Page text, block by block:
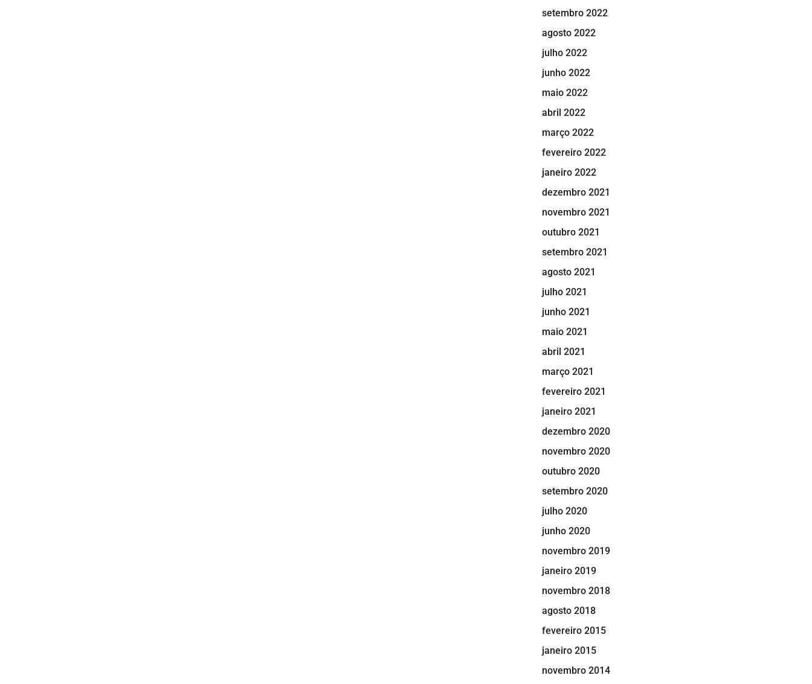
setembro 2022
agosto 2022
julho 2022
junho 2022
maio 2022
abril 2022
março 2022
fevereiro 2022
janeiro 2022
dezembro 2021
novembro 2021
outubro 2021
setembro 2021
agosto 2021
julho 2021
junho 2021
maio 2021
abril 2021
março 2021
fevereiro 2021
janeiro 2021
dezembro 2020
novembro 2020
outubro 2020
setembro 2020
julho 2020
junho 2020
novembro 2019
janeiro 2019
novembro 2018
agosto 2018
fevereiro 2015
janeiro 2015
novembro 2014